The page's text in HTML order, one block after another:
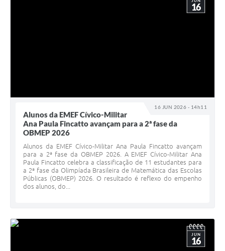
16 JUN 2026 - 14h11
16
Alunos da EMEF Cívico-Militar
Ana Paula Fincatto avançam para a 2ª fase da
OBMEP 2026
Alunos da EMEF Cívico-Militar Ana Paula Fincatto avançam
para a 2ª fase da OBMEP 2026. A EMEF Cívico-Militar Ana
Paula Fincatto celebra a classificação de 11 estudantes para
a 2ª fase da Olimpíada Brasileira de Matemática das Escolas
Públicas (OBMEP) 2026. O resultado é reflexo do empenho
dos alunos, do...
JUN
16